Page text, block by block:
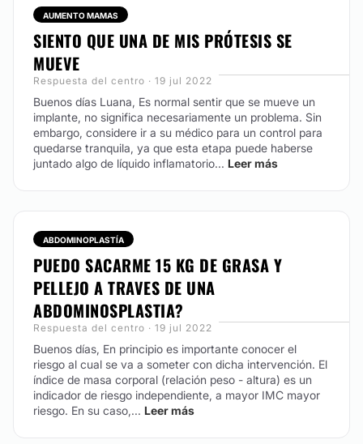
AUMENTO MAMAS
SIENTO QUE UNA DE MIS PRÓTESIS SE
MUEVE
Respuesta del centro · 19 jul 2022
Buenos días Luana, Es normal sentir que se mueve un
implante, no significa necesariamente un problema. Sin
embargo, considere ir a su médico para un control para
quedarse tranquila, ya que esta etapa puede haberse
juntado algo de líquido inflamatorio... Leer más
ABDOMINOPLASTÍA
PUEDO SACARME 15 KG DE GRASA Y
PELLEJO A TRAVES DE UNA
ABDOMINOSPLASTIA?
Respuesta del centro · 19 jul 2022
Buenos días, En principio es importante conocer el
riesgo al cual se va a someter con dicha intervención. El
índice de masa corporal (relación peso - altura) es un
indicador de riesgo independiente, a mayor IMC mayor
riesgo. En su caso,... Leer más